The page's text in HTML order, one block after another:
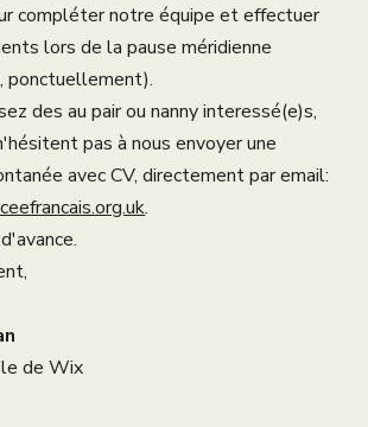
compléter notre équipe et effectuer
lors de la pause méridienne
des au pair ou nanny interessé(e)s,
pas à nous envoyer une
avec CV, directement par email:
.
de Wix